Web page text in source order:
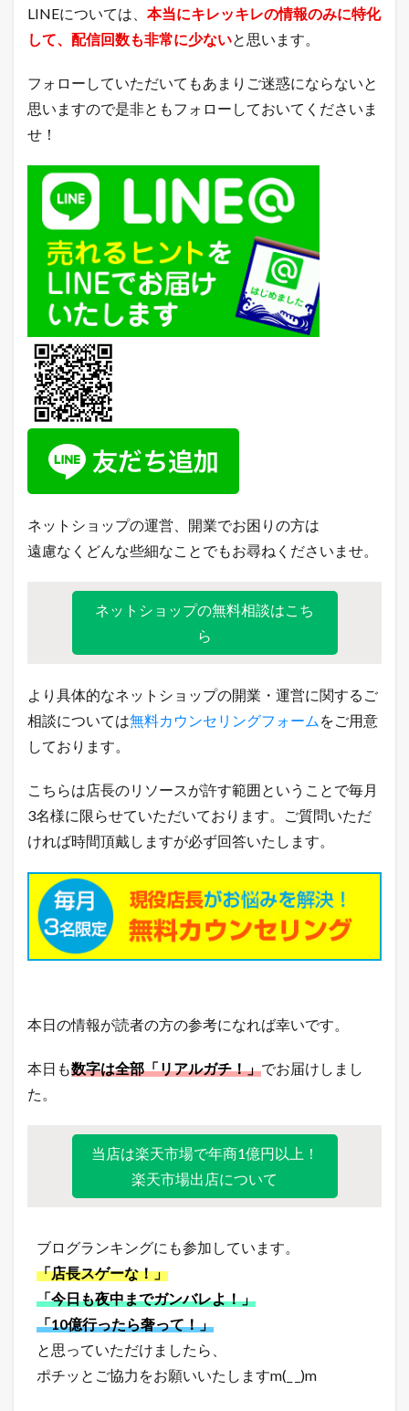
LINEについては、 本当にキレッキレの情報のみに特化
して、配信回数も非常に少ないと思います。
フォローしていただいてもあまりご迷惑にならないと
思いますので是非ともフォローしておいてくださいま
せ！
ネットショップの運営、開業でお困りの方は
遠慮なくどんな些細なことでもお尋ねくださいませ。
ネットショップの無料相談はこち
ら
より具体的なネットショップの開業・運営に関するご
相談については無料カウンセリングフォーム をご用意
しております。
こちらは店長のリソースが許す範囲ということで毎月
3名様に限らせていただいております。ご質問いただ
ければ時間頂戴しますが必ず回答いたします。
本日の情報が読者の方の参考になれば幸いです。
本日も数字は全部「リアルガチ！」でお届けしまし
た。
当店は楽天市場で年商1億円以上！
楽天市場出店について
ブログランキングにも参加しています。
「店長スゲーな！」
「今日も夜中までガンバレよ！」
「10億行ったら奢って！」
と思っていただけましたら、
ポチッとご協力をお願いいたしますm(_ _)m